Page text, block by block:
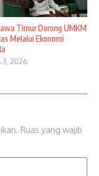
Timur Dorong UMKM
Melalui Ekonomi
3, 2026
Ruas yang wajib